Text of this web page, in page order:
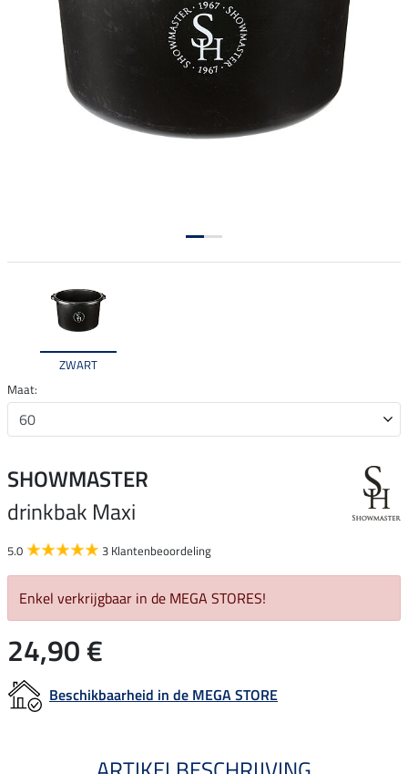
ZWART
Maat:
SHOWMASTER
drinkbak Maxi
5.0 3 Klantenbeoordeling
Enkel verkrijgbaar in de MEGA STORES!
24,90 €
Beschikbaarheid in de MEGA STORE